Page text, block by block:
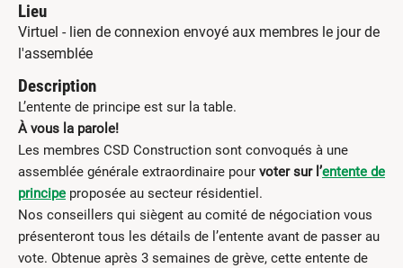
Lieu
Virtuel - lien de connexion envoyé aux membres le jour de
l'assemblée
Description
L’entente de principe est sur la table.
À vous la parole!
Les membres CSD Construction sont convoqués à une
assemblée générale extraordinaire pour voter sur l’entente de
principe proposée au secteur résidentiel.
Nos conseillers qui siègent au comité de négociation vous
présenteront tous les détails de l’entente avant de passer au
vote. Obtenue après 3 semaines de grève, cette entente de